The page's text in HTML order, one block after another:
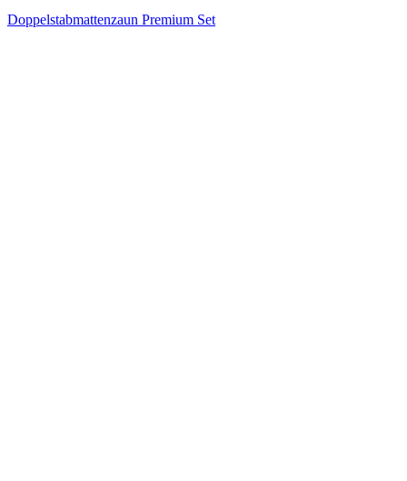
Doppelstabmattenzaun Premium Set